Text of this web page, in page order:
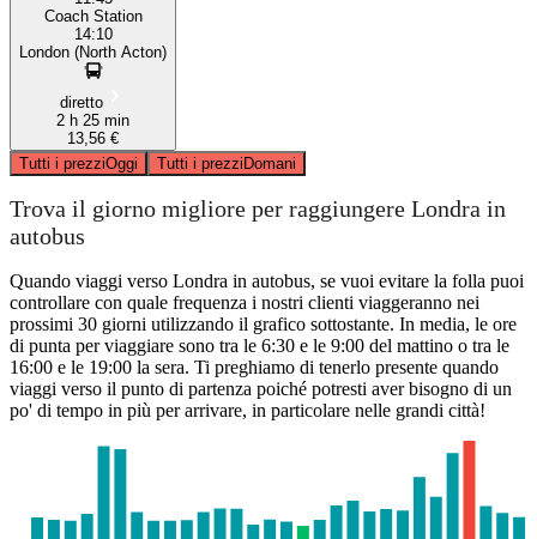
Coach Station
14:10
London (North Acton)
diretto
2 h 25 min
13,56 €
Tutti i prezziOggi Tutti i prezziDomani
Trova il giorno migliore per raggiungere Londra in
autobus
Quando viaggi verso Londra in autobus, se vuoi evitare la folla puoi
controllare con quale frequenza i nostri clienti viaggeranno nei
prossimi 30 giorni utilizzando il grafico sottostante. In media, le ore
di punta per viaggiare sono tra le 6:30 e le 9:00 del mattino o tra le
16:00 e le 19:00 la sera. Ti preghiamo di tenerlo presente quando
viaggi verso il punto di partenza poiché potresti aver bisogno di un
po' di tempo in più per arrivare, in particolare nelle grandi città!